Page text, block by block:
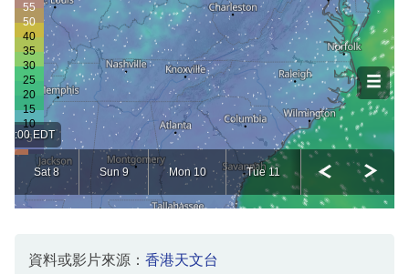
資料或影片來源： 香港天文台